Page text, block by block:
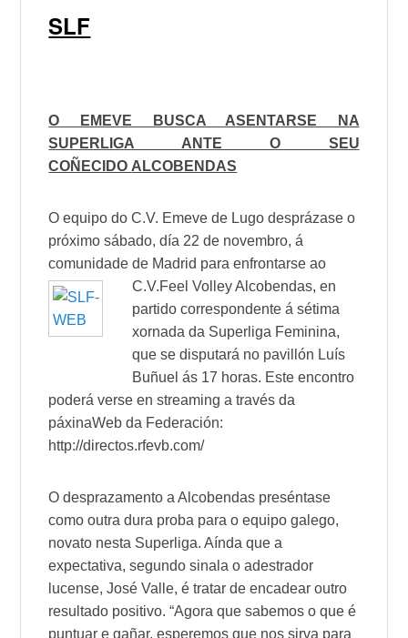
SLF
O EMEVE BUSCA ASENTARSE NA
SUPERLIGA ANTE O SEU
COÑECIDO ALCOBENDAS
O equipo doC.V. Emeve de Lugo desprázase o
próximo sábado, día 22 de novembro, á
comunidade de Madrid para enfrontarse ao
C.V.Feel Volley Alcobendas, en
partido correspondente á sétima
xornada da Superliga Feminina,
que se disputará no pavillón Luís
Buñuel ás 17 horas. Este encontro
poderá verse enstreaming a través da
páxinaWeb da Federación:
http://directos.rfevb.com/
O desprazamento aAlcobendas preséntase
como outra dura proba para o equipo galego,
novato nesta Superliga. Aínda que a
expectativa, segundo sinala o adestrador
lucense,José Valle, é tratar de encadear outro
resultado positivo. “Agora que sabemos o que é
puntuar e gañar, esperemos que nos sirva para